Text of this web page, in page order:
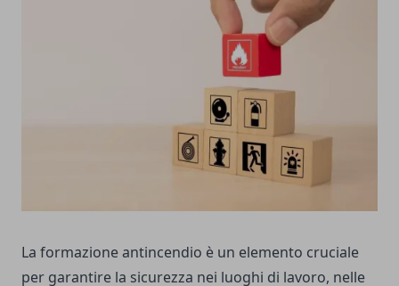
La formazione antincendio è un elemento cruciale
per garantire la sicurezza nei luoghi di lavoro, nelle